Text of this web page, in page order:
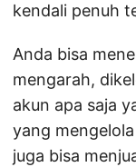
kendali penuh
Anda bisa
mengarah,
akun apa saja
yang
juga bisa